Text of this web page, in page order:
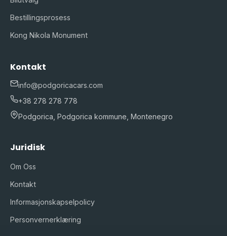
Bestillingsprosess
Kong Nikola Monument
Kontakt
info@podgoricacars.com
+38 278 278 778
Podgorica, Podgorica kommune, Montenegro
Juridisk
Om Oss
Kontakt
Informasjonskapselpolicy
Personvernerklæring